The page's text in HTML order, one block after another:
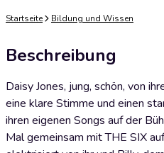
Startseite Bildung und Wissen
Beschreibung
Daisy Jones, jung, schön, von
eine klare Stimme und einen
ihren eigenen Songs auf der
Mal gemeinsam mit THE SIX